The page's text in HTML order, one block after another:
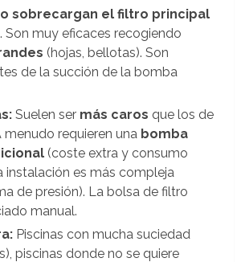
sobrecargan el filtro principal
Son muy eficaces recogiendo
(hojas, bellotas). Son
de la succión de la bomba
Suelen ser más caros que los de
menudo requieren una bomba
(coste extra y consumo
instalación es más compleja
de presión). La bolsa de filtro
manual.
Piscinas con mucha suciedad
piscinas donde no se quiere